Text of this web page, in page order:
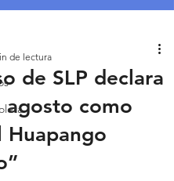
de SLP declara
agosto como
Huapango
de lectura